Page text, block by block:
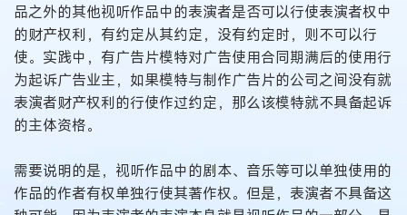
品之外的其他视听作品中的表演者是否可以行使表演者权中
的财产权利，有约定从其约定，没有约定时，则不可以行
使。实践中，有广告片模特对广告使用合同期满后的使用行
为起诉广告业主，如果模特与制作广告片的公司之间没有就
表演者财产权利的行使作过约定，那么该模特就不具备起诉
的主体资格。
需要说明的是，视听作品中的剧本、音乐等可以单独使用的
作品的作者有权单独行使其著作权。但是，表演者不具备这